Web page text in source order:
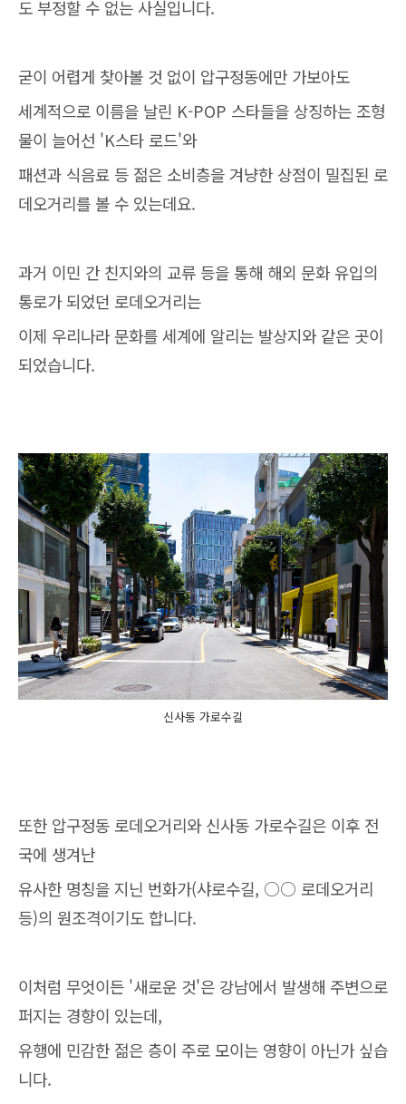
도 부정할 수 없는 사실입니다.
굳이 어렵게 찾아볼 것 없이 압구정동에만 가보아도
세계적으로 이름을 날린 K-POP 스타들을 상징하는 조형
물이 늘어선 'K스타 로드'와
패션과 식음료 등 젊은 소비층을 겨냥한 상점이 밀집된 로
데오거리를 볼 수 있는데요.
과거 이민 간 친지와의 교류 등을 통해 해외 문화 유입의
통로가 되었던 로데오거리는
이제 우리나라 문화를 세계에 알리는 발상지와 같은 곳이
되었습니다.
신사동 가로수길
또한 압구정동 로데오거리와 신사동 가로수길은 이후 전
국에 생겨난
유사한 명칭을 지닌 번화가(샤로수길, ○○ 로데오거리
등)의 원조격이기도 합니다.
이처럼 무엇이든 '새로운 것'은 강남에서 발생해 주변으로
퍼지는 경향이 있는데,
유행에 민감한 젊은 층이 주로 모이는 영향이 아닌가 싶습
니다.